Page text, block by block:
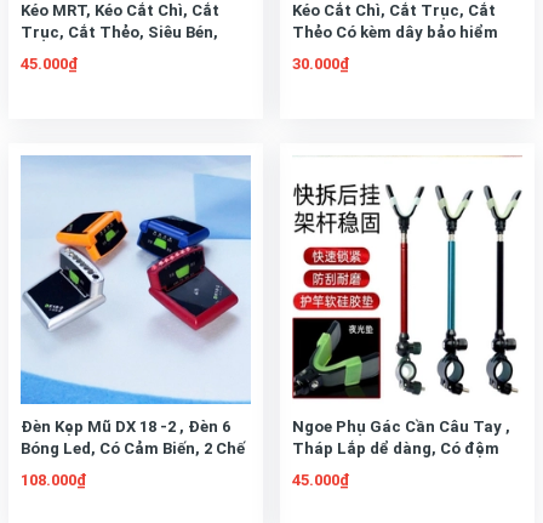
Kéo MRT, Kéo Cắt Chì, Cắt
Trục, Cắt Thẻo, Siêu Bén,
Siêu Bén
45.000₫
Kéo Cắt Chì, Cắt Trục, Cắt
Thẻo Có kèm dây bảo hiểm
30.000₫
Đèn Kẹp Mũ DX 18 -2 , Đèn 6
Bóng Led, Có Cảm Biến, 2 Chế
Độ Sáng Sử Dụng Câu Đêm
108.000₫
Ngoe Phụ Gác Cần Câu Tay ,
Tháp Lắp dể dàng, Có đệm
cao su chống trượt Tăng
giảm chiều dài
45.000₫